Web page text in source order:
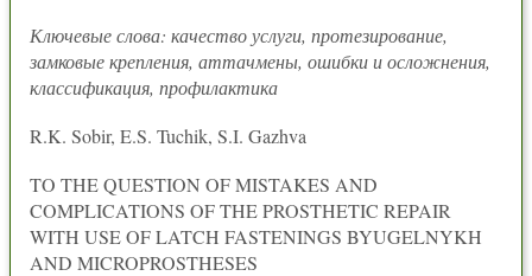
Ключевые слова: качество услуги, протезирование,
замковые крепления, аттачмены, ошибки и осложнения,
классификация, профилактика
R.K. Sobir, E.S. Tuchik, S.I. Gazhva
TO THE QUESTION OF MISTAKES AND
COMPLICATIONS OF THE PROSTHETIC REPAIR
WITH USE OF LATCH FASTENINGS BYUGELNYKH
AND MICROPROSTHESES